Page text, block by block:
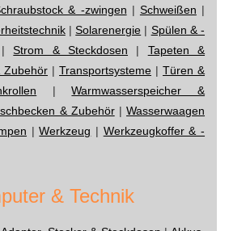
& -zwingen | Schweißen |
|Solarenergie | Spülen & -
Strom & Steckdosen | Tapeten &
Zubehör | Transportsysteme | Türen &
|Warmwasserspeicher &
& Zubehör|Wasserwaagen
|Werkzeug | Werkzeugkoffer & -
& Technik